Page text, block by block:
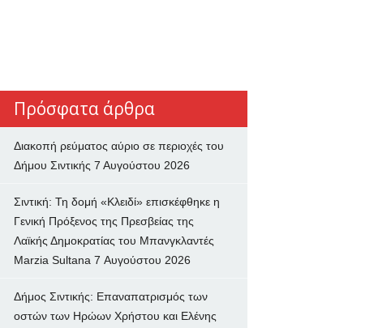
Πρόσφατα άρθρα
Διακοπή ρεύματος αύριο σε περιοχές του
Δήμου Σιντικής 7 Αυγούστου 2026
Σιντική: Τη δομή «Κλειδί» επισκέφθηκε η
Γενική Πρόξενος της Πρεσβείας της
Λαϊκής Δημοκρατίας του Μπανγκλαντές
Marzia Sultana 7 Αυγούστου 2026
Δήμος Σιντικής: Επαναπατρισμός των
oστών των Ηρώων Χρήστου και Ελένης